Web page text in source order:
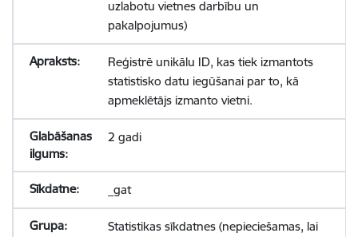
uzlabotu vietnes darbību un
pakalpojumus)
Reģistrē unikālu ID, kas tiek izmantots
statistisko datu iegūšanai par to, kā
apmeklētājs izmanto vietni.
2 gadi
_gat
Statistikas sīkdatnes (nepieciešamas, lai